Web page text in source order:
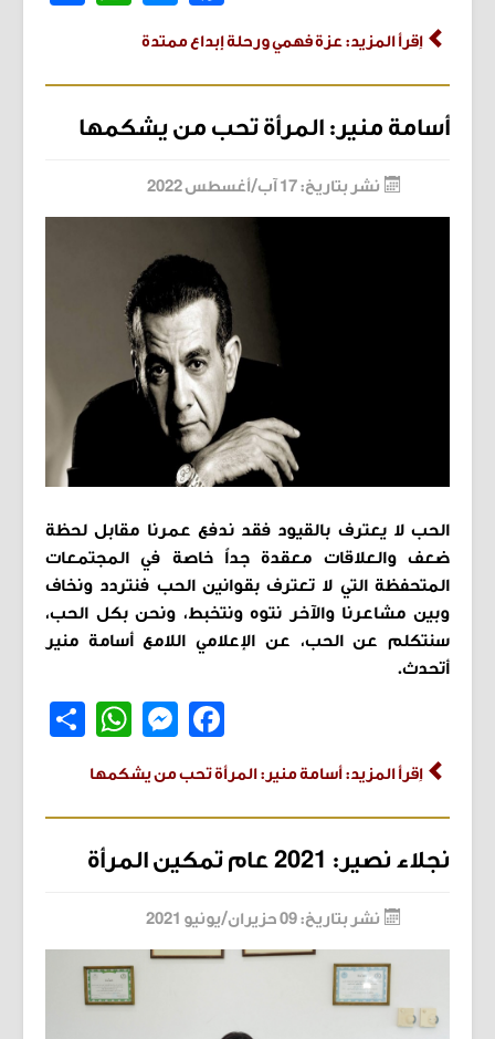
اِقرأ المزيد: عزة فهمي ورحلة إبداع ممتدة
أسامة منير: المرأة تحب من يشكمها
نشر بتاريخ: 17 آب/أغسطس 2022
الحب لا يعترف بالقيود فقد ندفع عمرنا مقابل لحظة
ضعف والعلاقات معقدة جداً خاصة في المجتمعات
المتحفظة التي لا تعترف بقوانين الحب فنتردد ونخاف
وبين مشاعرنا والآخر نتوه ونتخبط، ونحن بكل الحب،
سنتكلم عن الحب، عن الإعلامي اللامع أسامة منير
أتحدث.
Facebook
Messenger
WhatsApp
اِقرأ المزيد: أسامة منير: المرأة تحب من يشكمها
نجلاء نصير: 2021 عام تمكين المرأة
نشر بتاريخ: 09 حزيران/يونيو 2021